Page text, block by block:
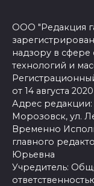
ООО "Редакция
надзору в
технологий и
от 14 августа 2020
Адрес редакции:
Морозовск, ул.
Временно
главного
Юрьевна
Учредитель: